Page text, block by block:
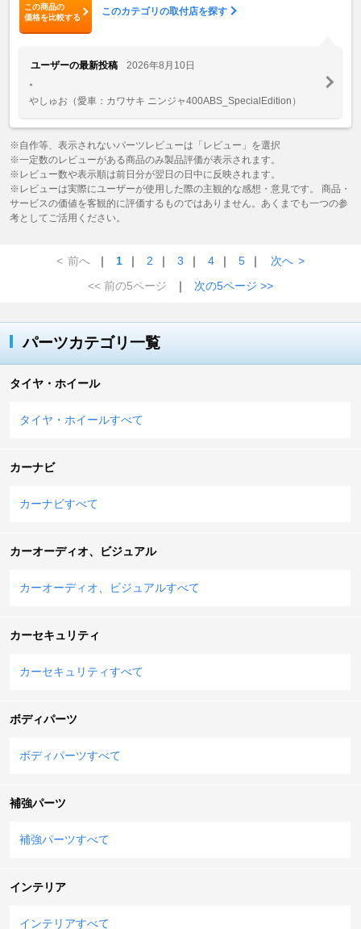
この商品の
価格を比較する
このカテゴリの取付店を探す
ユーザーの最新投稿
2026年8月10日
。
やしゅお （愛車：カワサキ ニンジャ400ABS_SpecialEdition）
※自作等、表示されないパーツレビューは「レビュー」を選択
※一定数のレビューがある商品のみ製品評価が表示されます。
※レビュー数や表示順は前日分が翌日の日中に反映されます。
※レビューは実際にユーザーが使用した際の主観的な感想・意見です。 商品・
サービスの価値を客観的に評価するものではありません。あくまでも一つの参
考としてご活用ください。
< 前へ ｜ 1 ｜ 2 ｜ 3 ｜ 4 ｜ 5 ｜ 次へ >
<< 前の5ページ
｜ 次の5ページ >>
パーツカテゴリ一覧
タイヤ・ホイール
タイヤ・ホイールすべて
カーナビ
カーナビすべて
カーオーディオ、ビジュアル
カーオーディオ、ビジュアルすべて
カーセキュリティ
カーセキュリティすべて
ボディパーツ
ボディパーツすべて
補強パーツ
補強パーツすべて
インテリア
インテリアすべて